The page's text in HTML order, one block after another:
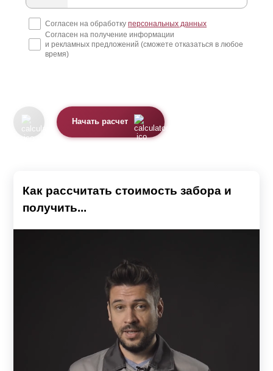
Согласен на обработку персональных данных
Согласен на получение информации
и рекламных предложений (сможете отказаться в любое
время)
Начать расчет
Как рассчитать стоимость забора и
получить...